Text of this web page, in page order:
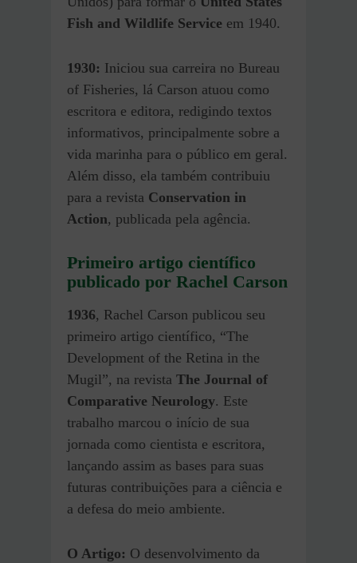
Fish and Wildlife Service em 1940.
1930: Iniciou sua carreira no Bureau
of Fisheries, lá Carson atuou como
escritora e editora, redigindo textos
informativos, principalmente sobre a
vida marinha para o público em geral.
Além disso, ela também contribuiu
para a revista Conservation in
Action, publicada pela agência.
Primeiro artigo científico
publicado por Rachel Carson
1936, Rachel Carson publicou seu
primeiro artigo científico, “The
Development of the Retina in the
Mugil”, na revista The Journal of
Comparative Neurology. Este
trabalho marcou o início de sua
jornada como cientista e escritora,
lançando assim as bases para suas
futuras contribuições para a ciência e
a defesa do meio ambiente.
O Artigo: O desenvolvimento da